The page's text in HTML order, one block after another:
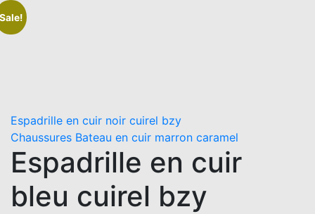
Espadrille en cuir noir cuirel bzy
Chaussures Bateau en cuir marron caramel
Espadrille en cuir
bleu cuirel bzy